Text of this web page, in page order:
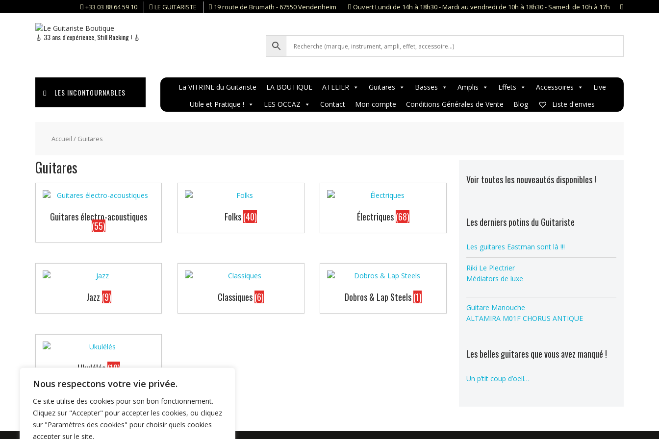
Nous respectons votre vie privée.
Ce site utilise des cookies pour son bon fonctionnement.
Cliquez sur "Accepter" pour accepter les cookies, ou cliquez
sur "Paramètres des cookies" pour choisir quels cookies
accepter sur le site.
to
+33 03 88 64 59 10 LE GUITARISTE 19 route de Brumath - 67550 Vendenheim Ouvert Lundi de 14h à 18h30 - Mardi au vendredi de 10h à 18h30 - Samedi de 10h à 17h
🎸 33 ans d'expérience, Still Rocking ! 🎸
LES INCONTOURNABLES
La VITRINE du Guitariste LA BOUTIQUE ATELIER Guitares Basses Amplis Effets Accessoires
Live
Utile et Pratique !
LES OCCAZ Contact Mon compte Conditions Générales de Vente Blog Liste d'envies
Accueil / Guitares
Guitares
Guitares électro-acoustiques
(55)
Folks(40) Électriques(68)
Jazz (9) Classiques(6) Dobros & Lap Steels(1)
Ukulélés(10)
Voir toutes les nouveautés disponibles !
Les derniers potins du Guitariste
Les guitares Eastman sont là !!!
Riki Le Plectrier
Médiators de luxe
Guitare Manouche
ALTAMIRA M01F CHORUS ANTIQUE
Les belles guitares que vous avez manqué !
Un p’tit coup d’oeil…